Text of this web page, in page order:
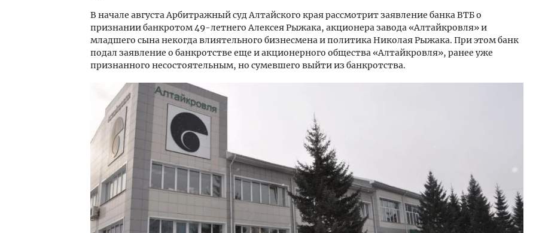
В начале августа Арбитражный суд Алтайского края рассмотрит заявление банка ВТБ о
признании банкротом 49-летнего Алексея Рыжака, акционера завода «Алтайкровля» и
младшего сына некогда влиятельного бизнесмена и политика Николая Рыжака. При этом банк
подал заявление о банкротстве еще и акционерного общества «Алтайкровля», ранее уже
признанного несостоятельным, но сумевшего выйти из банкротства.
Смелость архитектурных
Генеральный директор
ЗИАС — об эстетике